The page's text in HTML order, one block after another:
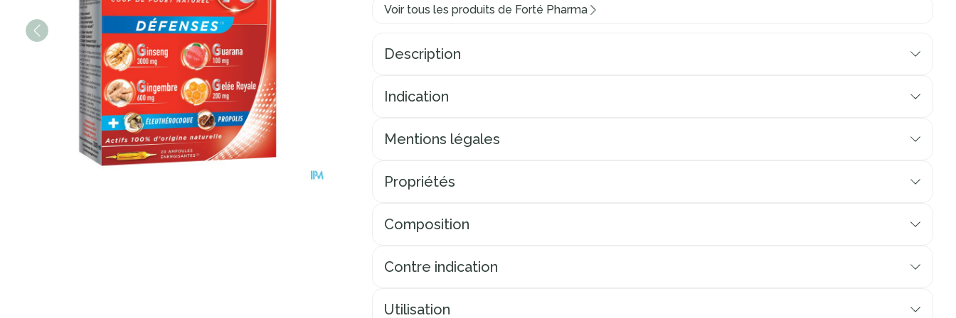
Voir tous les produits de Forté Pharma
Description
Indication
Mentions légales
Propriétés
Composition
Contre indication
Utilisation